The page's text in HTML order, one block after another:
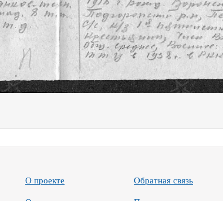
О проекте Обратная связь